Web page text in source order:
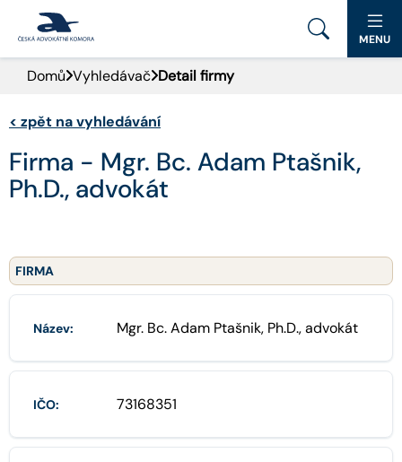
PORTÁL ČAK
DOMŮ
AKTUALITY
PRO VEŘEJNOST
MENU
Domů Vyhledávač Detail firmy
< zpět na vyhledávání
Firma - Mgr. Bc. Adam Ptašnik,
Ph.D., advokát
FIRMA
Název: Mgr. Bc. Adam Ptašnik, Ph.D., advokát
IČO: 73168351